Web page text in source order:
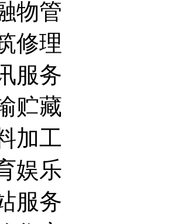
物管
修理
服务
贮藏
加工
娱乐
服务